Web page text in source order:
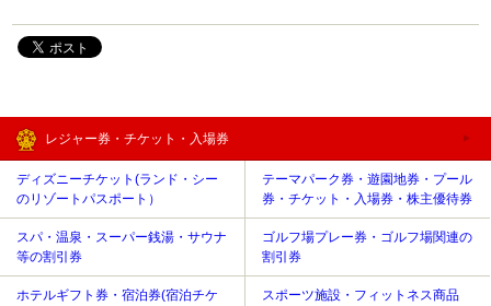
レジャー券・チケット・入場券
ディズニーチケット(ランド・シー
のリゾートパスポート）
テーマパーク券・遊園地券・プール
券・チケット・入場券・株主優待券
スパ・温泉・スーパー銭湯・サウナ
等の割引券
ゴルフ場プレー券・ゴルフ場関連の
割引券
ホテルギフト券・宿泊券(宿泊チケ
スポーツ施設・フィットネス商品